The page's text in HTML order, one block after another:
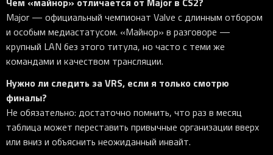
Major — официальный чемпионат Valve с длинным отбором
и особым медиастатусом. «Майнор» в разговоре —
крупный LAN без этого титула, но часто с теми же
командами и качеством трансляции.
Нужно ли следить за VRS, если я только смотрю
финалы?
Не обязательно: достаточно помнить, что раз в месяц
таблица может переставить привычные организации вверх
или вниз и объяснить неожиданный инвайт.